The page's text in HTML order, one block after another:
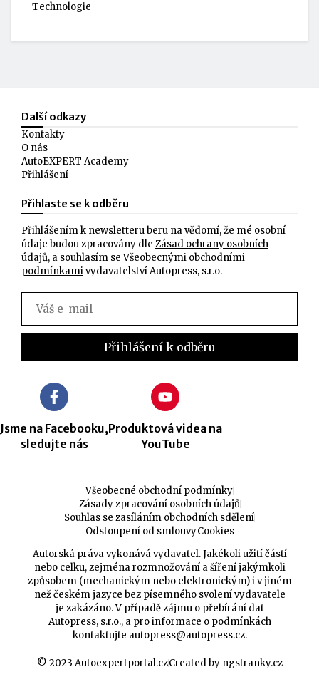
Technologie
Další odkazy
Kontakty
O nás
AutoEXPERT Academy
Přihlášení
Přihlaste se k odběru
Přihlášením k newsletteru beru na vědomí, že mé osobní
údaje budou zpracovány dle Zásad ochrany osobních
údajů, a souhlasím seVšeobecnými obchodními
podmínkamivydavatelství Autopress, s.r.o.
Jsme na Facebooku,
sledujte nás
Produktová videa na
YouTube
Všeobecné obchodní podmínky
Zásady zpracování osobních údajů
Souhlas se zasíláním obchodních sdělení
Odstoupení od smlouvyCookies
Autorská práva vykonává vydavatel. Jakékoli užití částí
nebo celku, zejména rozmnožování a šíření jakýmkoli
způsobem (mechanickým nebo elektronickým) i v jiném
než českém jazyce bez písemného svolení vydavatele
je zakázáno. V případě zájmu o přebírání dat
Autopress, s.r.o., a pro informace o podmínkách
kontaktujte autopress@autopress.cz.
© 2023 Autoexpertportal.czCreated by ngstranky.cz